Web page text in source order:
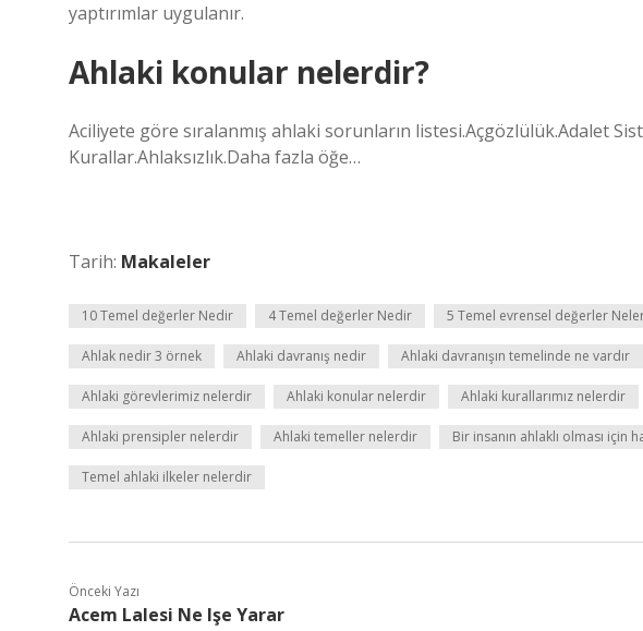
yaptırımlar uygulanır.
Ahlaki konular nelerdir?
Aciliyete göre sıralanmış ahlaki sorunların listesi.Açgözlülük.Adalet
Kurallar.Ahlaksızlık.Daha fazla öğe…
Tarih: Makaleler
10 Temel değerler Nedir 4 Temel değerler Nedir 5 Temel evrensel değerler
Ahlak nedir 3 örnek Ahlaki davranış nedir Ahlaki davranışın temelinde ne vardır
Ahlaki görevlerimiz nelerdir Ahlaki konular nelerdir Ahlaki kurallarımız nelerdir
Ahlaki prensipler nelerdir Ahlaki temeller nelerdir Bir insanın ahlaklı olması için
Temel ahlaki ilkeler nelerdir
Önceki Yazı
Acem Lalesi Ne Işe Yarar